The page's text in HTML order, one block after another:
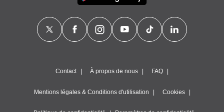
Contact À propos de nous FAQ
Mentions légales & Conditions d'utilisation Cookies